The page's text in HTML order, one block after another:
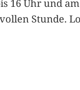
16 Uhr und
Stunde.